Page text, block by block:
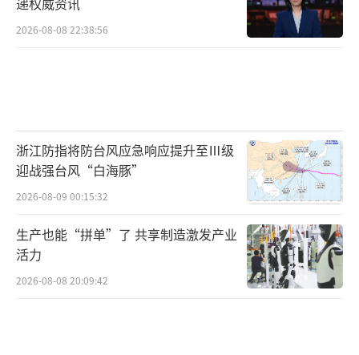
2026-08-08 22:38:56
浙江防指将防台风应急响应提升至Ⅲ级
迎战强台风“白海豚”
2026-08-09 00:15:32
生产也能“拼单”了 共享制造激发产业
活力
2026-08-08 20:09:42